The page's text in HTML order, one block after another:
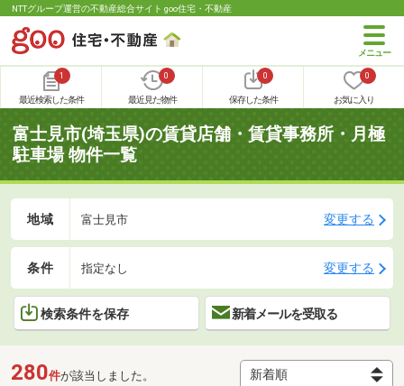
NTTグループ運営の不動産総合サイト goo住宅・不動産
1
最近検索した条件
0
最近見た物件
0
保存した条件
0
お気に入り
富士見市(埼玉県)の賃貸店舗・賃貸事務所・月極
駐車場 物件一覧
地域 富士見市 変更する
条件 指定なし 変更する
検索条件を保存 新着メールを受取る
280件が該当しました。